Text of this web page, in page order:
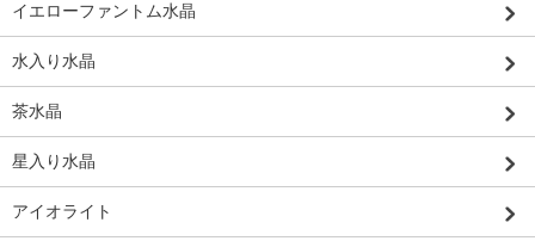
イエローファントム水晶
水入り水晶
茶水晶
星入り水晶
アイオライト